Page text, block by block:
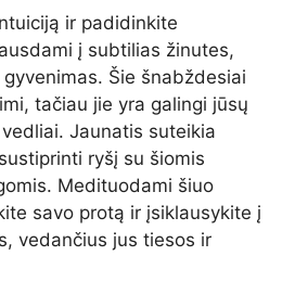
ir padidinkite
į subtilias žinutes,
Šie šnabždesiai
tačiau jie yra galingi jūsų
Jaunatis suteikia
ryšį su šiomis
Medituodami šiuo
savo protą ir įsiklausykite į
vedančius jus tiesos ir